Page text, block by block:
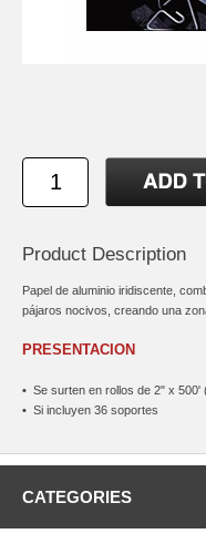
Product Description
Papel de aluminio iridiscente,
pájaros nocivos, creando una
PRESENTACION
• Se surten en rollos de 2" x 500'
• Si incluyen 36 soportes
CATEGORIES